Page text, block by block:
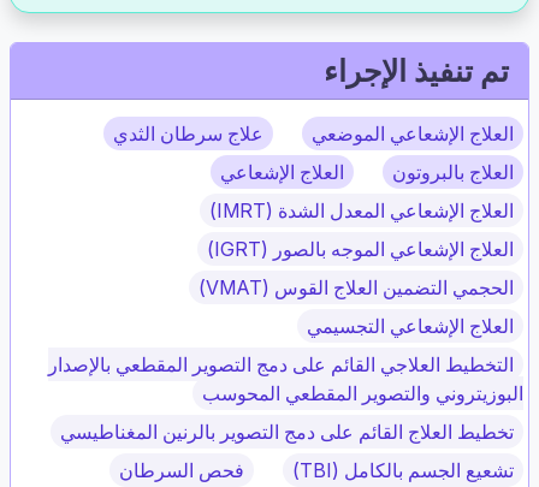
تم تنفيذ الإجراء
العلاج الإشعاعي الموضعي
علاج سرطان الثدي
العلاج بالبروتون
العلاج الإشعاعي
العلاج الإشعاعي المعدل الشدة (IMRT)
العلاج الإشعاعي الموجه بالصور (IGRT)
الحجمي التضمين العلاج القوس (VMAT)
العلاج الإشعاعي التجسيمي
التخطيط العلاجي القائم على دمج التصوير المقطعي بالإصدار
البوزيتروني والتصوير المقطعي المحوسب
تخطيط العلاج القائم على دمج التصوير بالرنين المغناطيسي
تشعيع الجسم بالكامل (TBI)
فحص السرطان